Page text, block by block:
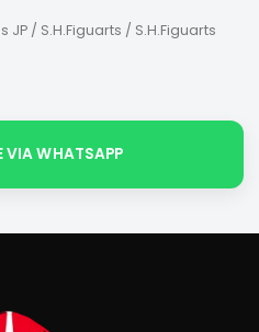
JP/ S.H.Figuarts / S.H.Figuarts
VIA WHATSAPP